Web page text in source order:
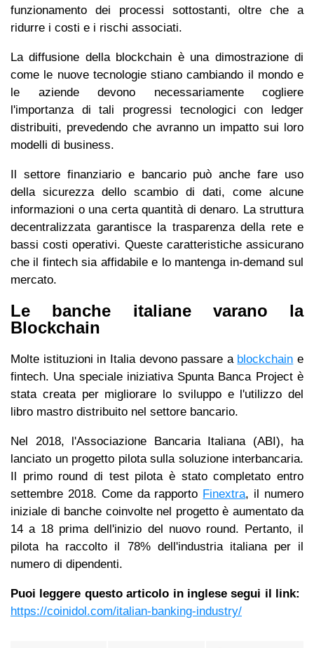
funzionamento dei processi sottostanti, oltre che a
ridurre i costi e i rischi associati.
La diffusione della blockchain è una dimostrazione di
come le nuove tecnologie stiano cambiando il mondo e
le aziende devono necessariamente cogliere
l'importanza di tali progressi tecnologici con ledger
distribuiti, prevedendo che avranno un impatto sui loro
modelli di business.
Il settore finanziario e bancario può anche fare uso
della sicurezza dello scambio di dati, come alcune
informazioni o una certa quantità di denaro. La struttura
decentralizzata garantisce la trasparenza della rete e
bassi costi operativi. Queste caratteristiche assicurano
che il fintech sia affidabile e lo mantenga in-demand sul
mercato.
Le banche italiane varano la
Blockchain
Molte istituzioni in Italia devono passare a blockchain e
fintech. Una speciale iniziativa Spunta Banca Project è
stata creata per migliorare lo sviluppo e l'utilizzo del
libro mastro distribuito nel settore bancario.
Nel 2018, l'Associazione Bancaria Italiana (ABI), ha
lanciato un progetto pilota sulla soluzione interbancaria.
Il primo round di test pilota è stato completato entro
settembre 2018. Come da rapporto Finextra, il numero
iniziale di banche coinvolte nel progetto è aumentato da
14 a 18 prima dell'inizio del nuovo round. Pertanto, il
pilota ha raccolto il 78% dell'industria italiana per il
numero di dipendenti.
Puoi leggere questo articolo in inglese segui il link:
https://coinidol.com/italian-banking-industry/